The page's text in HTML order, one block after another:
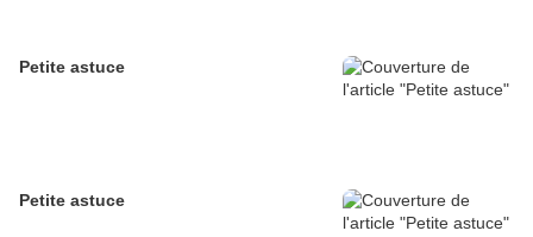
Petite astuce
Petite astuce